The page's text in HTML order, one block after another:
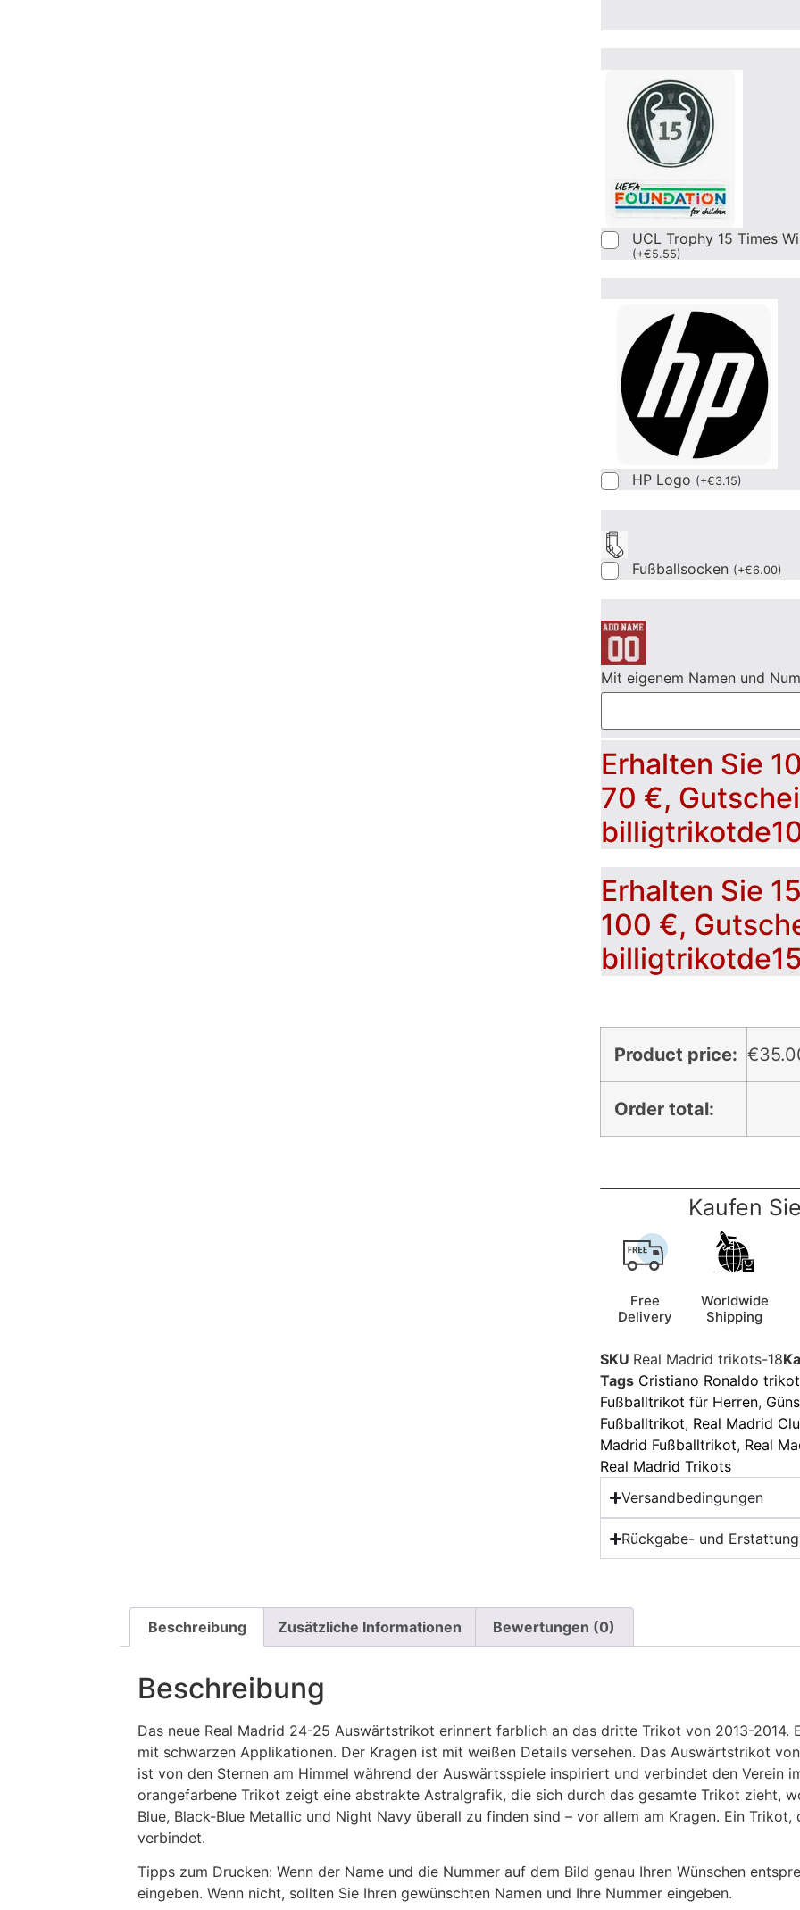
UCL Trophy 15 Times
(+€5.55)
HP Logo (+€3.15)
Fußballsocken (+€6.00)
Mit eigenem Namen und
Erhalten Sie
70 €,
Erhalten Sie
100 €,
billigtrikotde15
Product price: €
Order total:
Kaufen
Free
Delivery
Worldwide
Shipping
SKU Real Madrid trikots-18
Tags Cristiano Ronaldo
Fußballtrikot für Herren,
Fußballtrikot, Real Madrid
Madrid Fußballtrikot, Real
Real Madrid Trikots
Versandbedingungen
Rückgabe- und
Beschreibung Zusätzliche Informationen Bewertungen (0)
Beschreibung
Das neue Real Madrid 24-25 Auswärtstrikot erinnert farblich an das dritte Trikot von 2013-2014.
mit schwarzen Applikationen. Der Kragen ist mit weißen Details versehen. Das Auswärtstrikot
ist von den Sternen am Himmel während der Auswärtsspiele inspiriert und verbindet den Verein
orangefarbene Trikot zeigt eine abstrakte Astralgrafik, die sich durch das gesamte Trikot zieht,
Blue, Black-Blue Metallic und Night Navy überall zu finden sind – vor allem am Kragen. Ein
verbindet.
Tipps zum Drucken: Wenn der Name und die Nummer auf dem Bild genau Ihren Wünschen
eingeben. Wenn nicht, sollten Sie Ihren gewünschten Namen und Ihre Nummer eingeben.